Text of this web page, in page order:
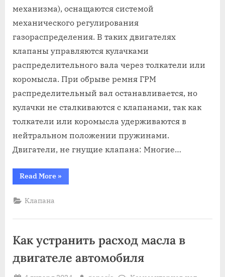
механизма), оснащаются системой
механического регулирования
газораспределения. В таких двигателях
клапаны управляются кулачками
распределительного вала через толкатели или
коромысла. При обрыве ремня ГРМ
распределительный вал останавливается, но
кулачки не сталкиваются с клапанами, так как
толкатели или коромысла удерживаются в
нейтральном положении пружинами.
Двигатели, не гнущие клапана: Многие…
Read More“Авто
грм”
»
Клапана
Как устранить расход масла в
двигателе автомобиля